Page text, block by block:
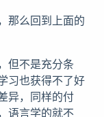
那么回到上面的
但不是充分条
习也获得不了好
异，同样的付
语言学的就不